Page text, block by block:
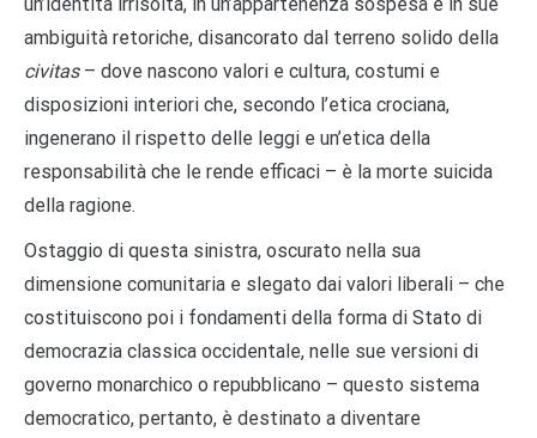
ambiguità retoriche, disancorato dal terreno solido della
civitas– dove nascono valori e cultura, costumi e
disposizioni interiori che, secondo l’etica crociana,
ingenerano il rispetto delle leggi e un’etica della
responsabilità che le rende efficaci – è la morte suicida
della ragione.
Ostaggio di questa sinistra, oscurato nella sua
dimensione comunitaria e slegato dai valori liberali – che
costituiscono poi i fondamenti della forma di Stato di
democrazia classica occidentale, nelle sue versioni di
governo monarchico o repubblicano – questo sistema
democratico, pertanto, è destinato a diventare